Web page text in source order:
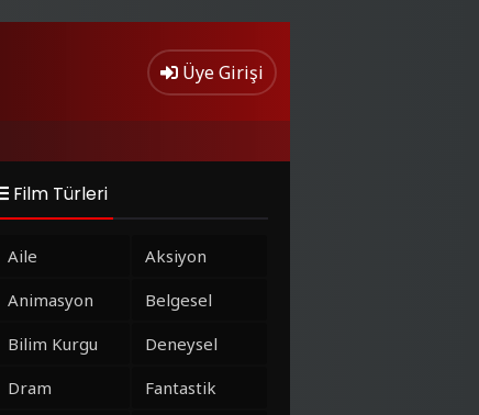
Üye Girişi
Film Türleri
Aile
Aksiyon
Animasyon
Belgesel
Bilim Kurgu
Deneysel
Dram
Fantastik